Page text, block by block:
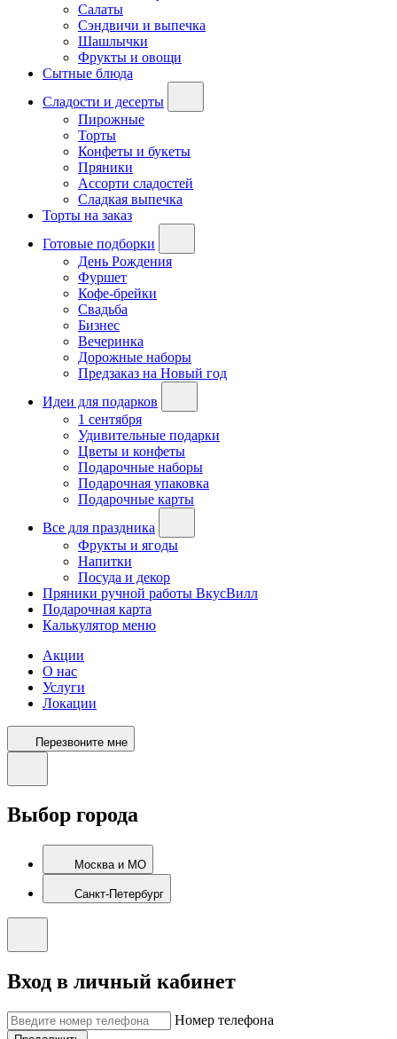
Салаты
Сэндвичи и выпечка
Шашлычки
Фрукты и овощи
Сытные блюда
Сладости и десерты
Пирожные
Торты
Конфеты и букеты
Пряники
Ассорти сладостей
Сладкая выпечка
Торты на заказ
Готовые подборки
День Рождения
Фуршет
Кофе-брейки
Свадьба
Бизнес
Вечеринка
Дорожные наборы
Предзаказ на Новый год
Идеи для подарков
1 сентября
Удивительные подарки
Цветы и конфеты
Подарочные наборы
Подарочная упаковка
Подарочные карты
Все для праздника
Фрукты и ягоды
Напитки
Посуда и декор
Пряники ручной работы ВкусВилл
Подарочная карта
Калькулятор меню
Акции
О нас
Услуги
Локации
Перезвоните мне
Выбор города
Москва и МО
Санкт-Петербург
Вход в личный кабинет
Номер телефона